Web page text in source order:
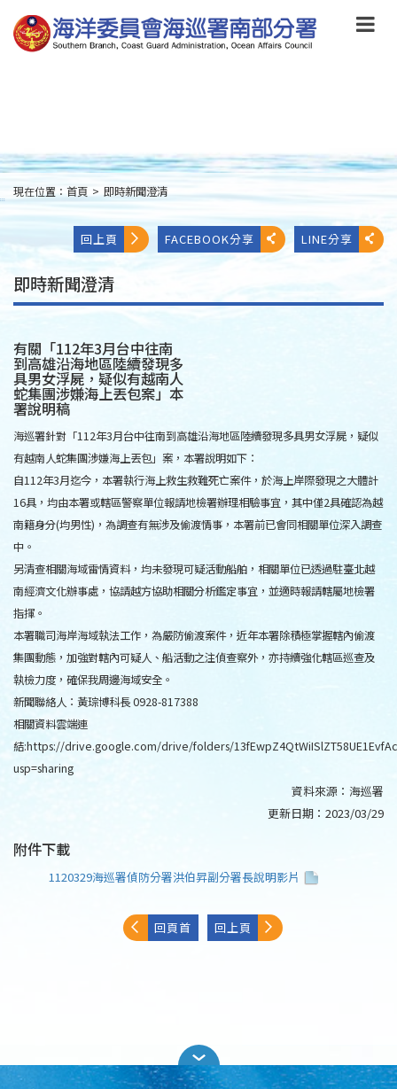
到
主
要
:::
現在位置： 首頁 > 即時新聞澄清
回上頁 FACEBOOK分享 LINE分享
即時新聞澄清
有關「112年3月台中往南
到高雄沿海地區陸續發現多
具男女浮屍，疑似有越南人
蛇集團涉嫌海上丟包案」本
署說明稿
海巡署針對「112年3月台中往南到高雄沿海地區陸續發現多具男女浮屍，疑似
有越南人蛇集團涉嫌海上丟包」案，本署說明如下：
自112年3月迄今，本署執行海上救生救難死亡案件，於海上岸際發現之大體計
16具，均由本署或轄區警察單位報請地檢署辦理相驗事宜，其中僅2具確認為越
南籍身分(均男性)，為調查有無涉及偷渡情事，本署前已會同相關單位深入調查
中。
另清查相關海域雷情資料，均未發現可疑活動船舶，相關單位已透過駐臺北越
南經濟文化辦事處，協請越方協助相關分析鑑定事宜，並適時報請轄屬地檢署
指揮。
本署職司海岸海域執法工作，為嚴防偷渡案件，近年本署除積極掌握轄內偷渡
集團動態，加強對轄內可疑人、船活動之注偵查察外，亦持續強化轄區巡查及
執檢力度，確保我周邊海域安全。
新聞聯絡人：黃琮博科長 0928-817388
相關資料雲端連
結:https://drive.google.com/drive/folders/
usp=sharing
資料來源： 海巡署
更新日期： 2023/03/29
附件下載
1120329海巡署偵防分署洪伯昇副分署長說明影片
回頁首 回上頁